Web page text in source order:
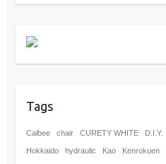
Tags
Calbee chair CURETY WHITE D.I.Y.
Hokkaido hydraulic Kao Kenrokuen